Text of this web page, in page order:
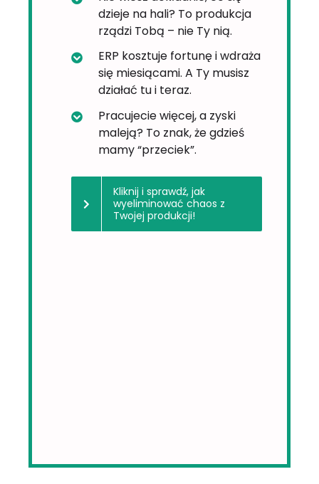
dzieje na hali? To produkcja
rządzi Tobą – nie Ty nią.
ERP kosztuje fortunę i wdraża
się miesiącami. A Ty musisz
działać tu i teraz.
Pracujecie więcej, a zyski
maleją? To znak, że gdzieś
mamy “przeciek”.
Kliknij i sprawdź, jak
wyeliminować chaos z
Twojej produkcji!